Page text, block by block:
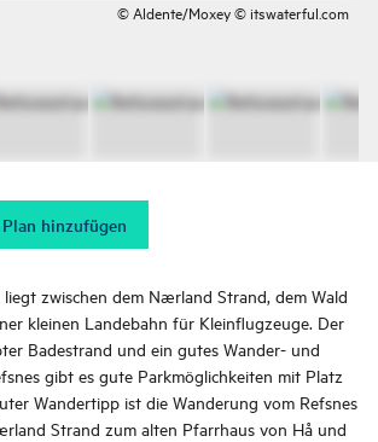
© Aldente/Moxey © itswaterful.com
hinzufügen
liegt zwischen dem Nærland Strand, dem Wald
kleinen Landebahn für Kleinflugzeuge. Der
Badestrand und ein gutes Wander- und
gibt es gute Parkmöglichkeiten mit Platz
Wandertipp ist die Wanderung vom Refsnes
Strand zum alten Pfarrhaus von Hå und